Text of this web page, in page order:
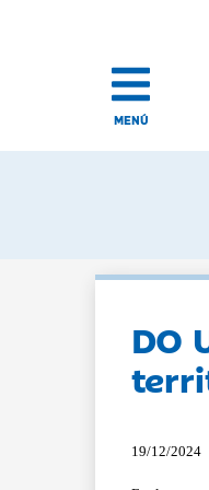
MENÚ
DO
19/12/2024